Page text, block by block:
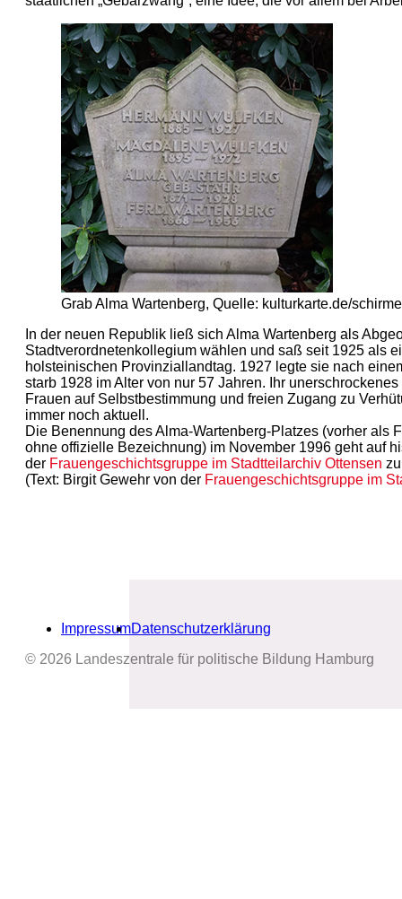
Grab Alma Wartenberg, Quelle: kulturkarte.de/
In der neuen Republik ließ sich Alma Wartenberg als
Stadtverordnetenkollegium wählen und saß seit 1925 als
holsteinischen Provinziallandtag. 1927 legte sie nach
starb 1928 im Alter von nur 57 Jahren. Ihr
Frauen auf Selbstbestimmung und freien Zugang zu
immer noch aktuell.
Die Benennung des Alma-Wartenberg-Platzes (vorher als
ohne offizielle Bezeichnung) im November 1996 geht auf
der Frauengeschichtsgruppe im Stadtteilarchiv Ottensen
(Text: Birgit Gewehr von der Frauengeschichtsgruppe im
ImpressumDatenschutzerklärung
© 2026 Landeszentrale für politische Bildung Hamburg